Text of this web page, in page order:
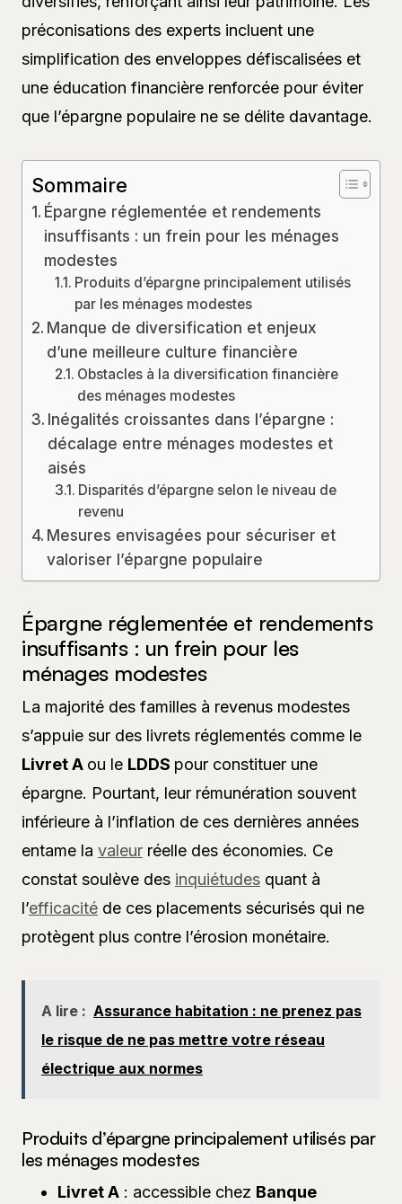
préconisations des experts incluent une
simplification des enveloppes défiscalisées et
une éducation financière renforcée pour éviter
que l’épargne populaire ne se délite davantage.
Sommaire
Épargne réglementée et rendements
insuffisants : un frein pour les ménages
modestes
Produits d’épargne principalement utilisés
par les ménages modestes
Manque de diversification et enjeux
d’une meilleure culture financière
Obstacles à la diversification financière
des ménages modestes
Inégalités croissantes dans l’épargne :
décalage entre ménages modestes et
aisés
Disparités d’épargne selon le niveau de
revenu
Mesures envisagées pour sécuriser et
valoriser l’épargne populaire
Épargne réglementée et rendements
insuffisants : un frein pour les
ménages modestes
La majorité des familles à revenus modestes
s’appuie sur des livrets réglementés comme le
Livret A ou le LDDS pour constituer une
épargne. Pourtant, leur rémunération souvent
inférieure à l’inflation de ces dernières années
entame la valeur réelle des économies. Ce
constat soulève des inquiétudes quant à
l’efficacité de ces placements sécurisés qui ne
protègent plus contre l’érosion monétaire.
A lire : Assurance habitation : ne prenez pas
le risque de ne pas mettre votre réseau
électrique aux normes
Produits d’épargne principalement utilisés par
les ménages modestes
Livret A : accessible chez Banque